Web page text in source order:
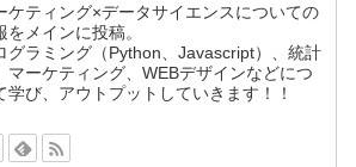
ケティング×データサイエンスについての
をメインに投稿。
グラミング（Python、Javascript）、統計
マーケティング、WEBデザインなどにつ
学び、アウトプットしていきます！！